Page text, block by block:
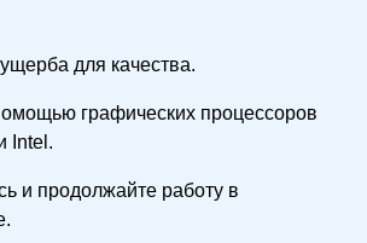
для качества.
графических процессоров
Intel.
и продолжайте работу в